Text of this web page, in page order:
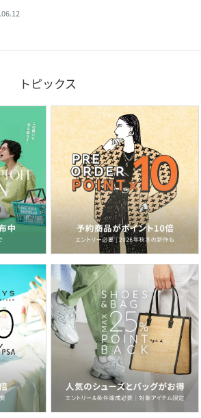
トピックス